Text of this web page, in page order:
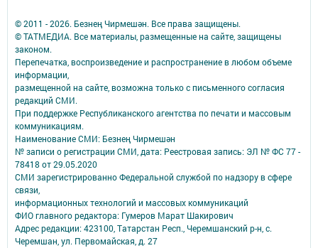
© 2011 - 2026. Безнең Чирмешән. Все права защищены.
© ТАТМЕДИА. Все материалы, размещенные на сайте, защищены
законом.
Перепечатка, воспроизведение и распространение в любом объеме
информации,
размещенной на сайте, возможна только с письменного согласия
редакций СМИ.
При поддержке Республиканского агентства по печати и массовым
коммуникациям.
Наименование СМИ: Безнең Чирмешән
№ записи о регистрации СМИ, дата: Реестровая запись: ЭЛ № ФС 77 -
78418 от 29.05.2020
СМИ зарегистрированно Федеральной службой по надзору в сфере
связи,
информационных технологий и массовых коммуникаций
ФИО главного редактора: Гумеров Марат Шакирович
Адрес редакции: 423100, Татарстан Респ., Черемшанский р-н, с.
Черемшан, ул. Первомайская, д. 27